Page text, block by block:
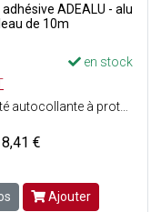
ADEALU - alu
de 10m
en stock
€
Ajouter